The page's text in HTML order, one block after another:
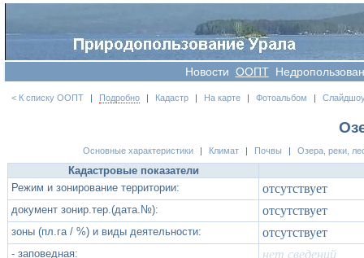
Новости OOПT
< К списку ООПТ | Подробно | Кадастр | На карте | Фотоальбом |
Основные характеристики Климат Почвы Озера, реки,
Кадастровые показатели
Режим и зонирование территории:
отсутствует
документ зонир.тер.(дата.№): отсутствует
зоны (пл.га / %) и виды деятельности: отсутствует
- заповедная: нет сведений